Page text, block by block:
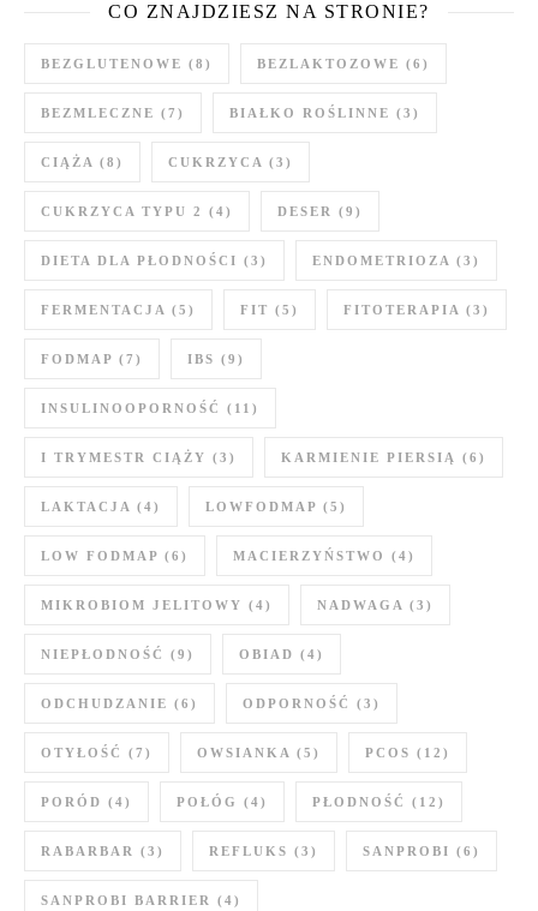
CO ZNAJDZIESZ NA STRONIE?
BEZGLUTENOWE (8) BEZLAKTOZOWE (6)
BEZMLECZNE (7) BIAŁKO ROŚLINNE (3)
CIĄŻA (8) CUKRZYCA (3)
CUKRZYCA TYPU 2 (4) DESER (9)
DIETA DLA PŁODNOŚCI (3) ENDOMETRIOZA (3)
FERMENTACJA (5) FIT (5) FITOTERAPIA (3)
FODMAP (7) IBS (9)
INSULINOOPORNOŚĆ (11)
I TRYMESTR CIĄŻY (3) KARMIENIE PIERSIĄ (6)
LAKTACJA (4) LOWFODMAP (5)
LOW FODMAP (6) MACIERZYŃSTWO (4)
MIKROBIOM JELITOWY (4) NADWAGA (3)
NIEPŁODNOŚĆ (9) OBIAD (4)
ODCHUDZANIE (6) ODPORNOŚĆ (3)
OTYŁOŚĆ (7) OWSIANKA (5) PCOS (12)
PORÓD (4) POŁÓG (4) PŁODNOŚĆ (12)
RABARBAR (3) REFLUKS (3) SANPROBI (6)
SANPROBI BARRIER (4)